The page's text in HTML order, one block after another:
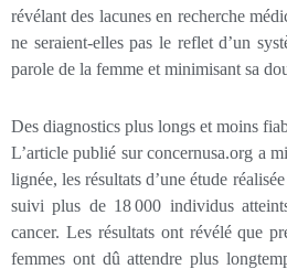
révélant des lacunes en recherche
ne seraient-elles pas le reflet d’un
parole de la femme et minimisant sa
Des diagnostics plus longs et moins
L’article publié sur concernusa.org a
lignée, les résultats d’une étude
suivi plus de 18 000 individus
cancer. Les résultats ont révélé que
femmes ont dû attendre plus